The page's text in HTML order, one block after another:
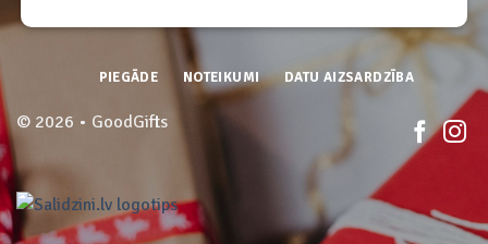
© 2026 • GoodGifts
PIEGĀDE NOTEIKUMI DATU AIZSARDZĪBA